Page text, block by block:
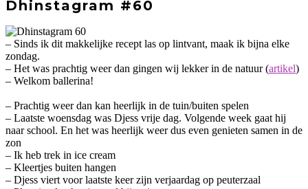
Dhinstagram #60
– Sinds ik dit makkelijke recept las op lintvant, maak ik bijna elke
zondag.
– Het was prachtig weer dan gingen wij lekker in de natuur (artikel)
– Welkom ballerina!
– Prachtig weer dan kan heerlijk in de tuin/buiten spelen
– Laatste woensdag was Djess vrije dag. Volgende week gaat hij
naar school. En het was heerlijk weer dus even genieten samen in de
zon
– Ik heb trek in ice cream
– Kleertjes buiten hangen
– Djess viert voor laatste keer zijn verjaardag op peuterzaal